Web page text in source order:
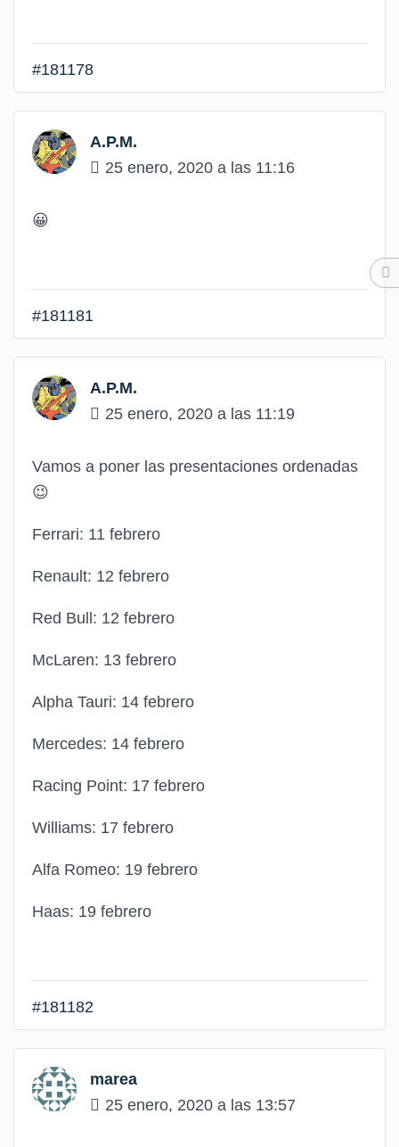
#181178
A.P.M.
25 enero, 2020 a las 11:16
😀
#181181
A.P.M.
25 enero, 2020 a las 11:19
Vamos a poner las presentaciones ordenadas
😉
Ferrari: 11 febrero
Renault: 12 febrero
Red Bull: 12 febrero
McLaren: 13 febrero
Alpha Tauri: 14 febrero
Mercedes: 14 febrero
Racing Point: 17 febrero
Williams: 17 febrero
Alfa Romeo: 19 febrero
Haas: 19 febrero
#181182
marea
25 enero, 2020 a las 13:57